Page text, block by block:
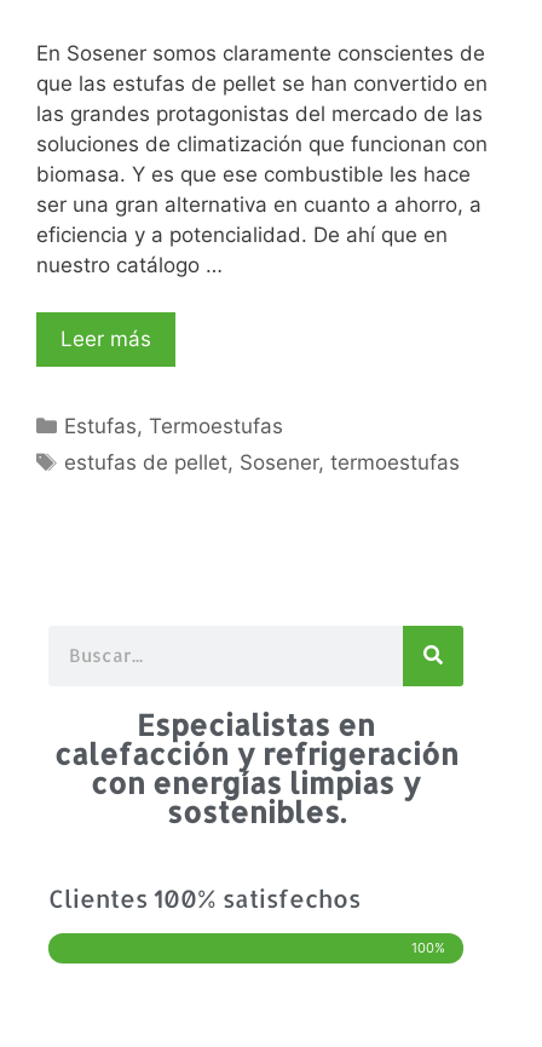
En Sosener somos claramente conscientes de
que las estufas de pellet se han convertido en
las grandes protagonistas del mercado de las
soluciones de climatización que funcionan con
biomasa. Y es que ese combustible les hace
ser una gran alternativa en cuanto a ahorro, a
eficiencia y a potencialidad. De ahí que en
nuestro catálogo …
Leer más
Estufas,Termoestufas
estufas de pellet, Sosener,termoestufas
Especialistas en
calefacción y refrigeración
con energías limpias y
sostenibles.
Clientes 100% satisfechos
100%